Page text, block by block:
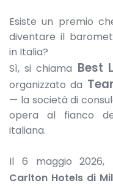
Esiste un premio
diventare il
in Italia?
Sì, si chiama Best
organizzato da
— la società di
opera al fianco
italiana.
Il 6 maggio 2026,
Carlton Hotels di